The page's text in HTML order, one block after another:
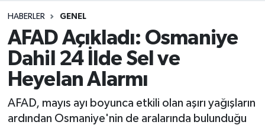
HABERLER GENEL
AFAD Açıkladı: Osmaniye
Dahil 24 İlde Sel ve
Heyelan Alarmı
AFAD, mayıs ayı boyunca etkili olan aşırı yağışların
ardından Osmaniye'nin de aralarında bulunduğu
SPOR
RESMİ İLANLAR
Son Dakika Haberleri
Haber Arşivi